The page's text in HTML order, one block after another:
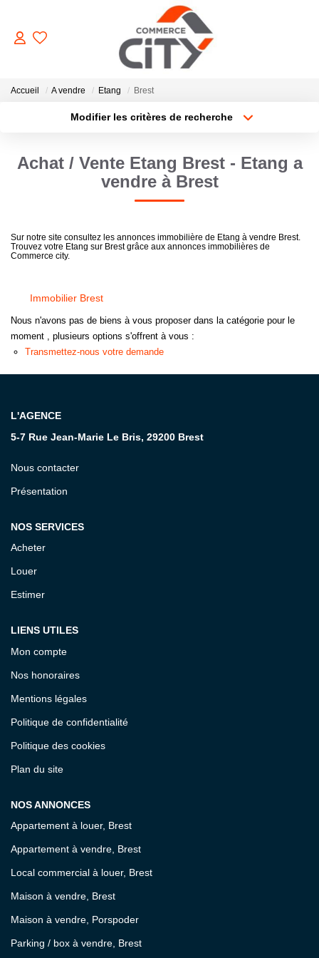
ACHETER
LOUER
CONTACT
Accueil A vendre Etang Brest
Modifier les critères de recherche
Type de bien
Surface min
Créer une alerte
Achat / Vente Etang Brest - Etang a
vendre à Brest
Sur notre site consultez les annonces immobilière de Etang à vendre Brest.
Trouvez votre Etang sur Brest grâce aux annonces immobilières de
Commerce city.
Immobilier Brest
Nous n'avons pas de biens à vous proposer dans la catégorie pour le
moment , plusieurs options s'offrent à vous :
Transmettez-nous votre demande
L'AGENCE
5-7 Rue Jean-Marie Le Bris, 29200 Brest
Nous contacter
Présentation
NOS SERVICES
Acheter
Louer
Estimer
LIENS UTILES
Mon compte
Nos honoraires
Mentions légales
Politique de confidentialité
Politique des cookies
Plan du site
NOS ANNONCES
Appartement à louer, Brest
Appartement à vendre, Brest
Local commercial à louer, Brest
Maison à vendre, Brest
Maison à vendre, Porspoder
Parking / box à vendre, Brest